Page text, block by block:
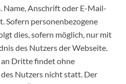
Name, Anschrift oder E-Mail-
Sofern personenbezogene
dies, sofern möglich, nur mit
des Nutzers der Webseite.
Dritte findet ohne
Nutzers nicht statt. Der